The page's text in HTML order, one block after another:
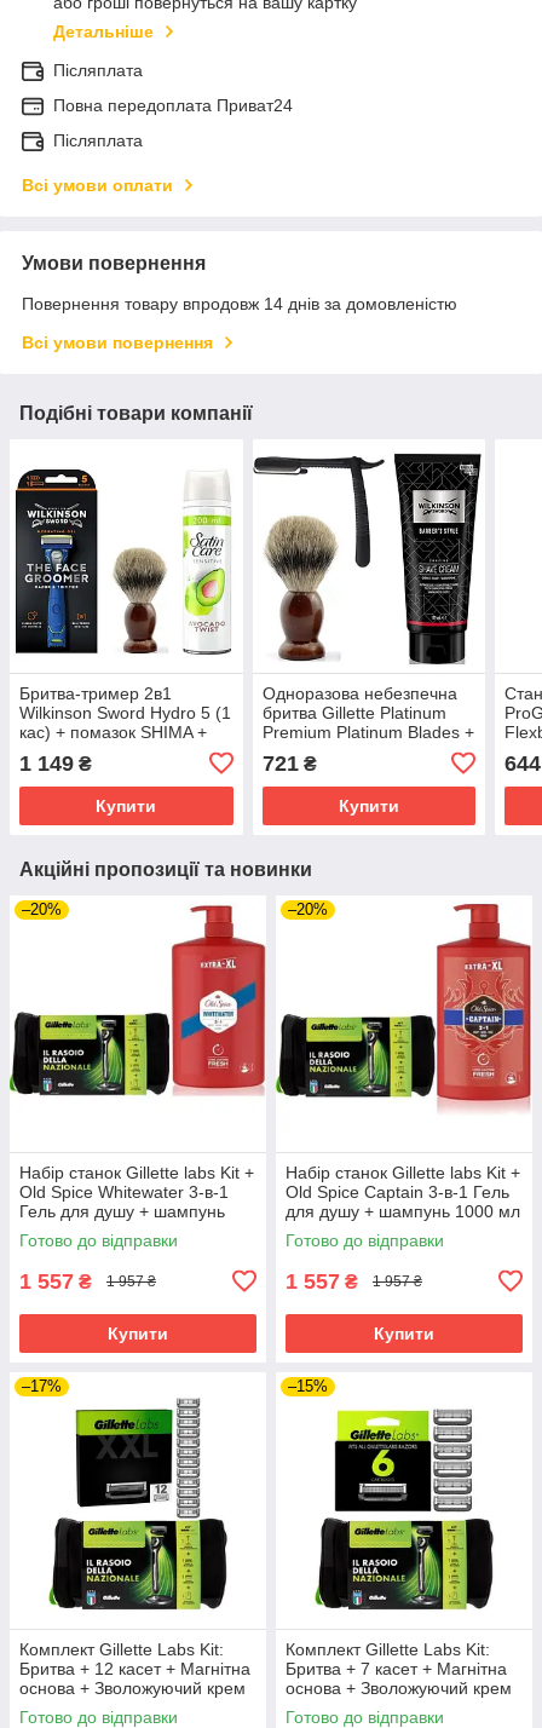
Детальніше
Післяплата
Повна передоплата Приват24
Післяплата
Всі умови оплати
Умови повернення
Повернення товару впродовж 14 днів за домовленістю
Всі умови повернення
Подібні товари компанії
Бритва-тример 2в1
Wilkinson Sword Hydro 5 (1
кас) + помазок SHIMA +
Satin Care Gel Avocado
1 149 ₴
Купити
Одноразова небезпечна
бритва Gillette Platinum
Premium Platinum Blades +
помазок SHIMA борсук +
крем для гоління Wilkinson
Sword
721₴
Купити
для
644
Акційні пропозиції та новинки
–20%
Набір станок Gillette labs Kit +
Old Spice Whitewater 3-в-1
Гель для душу + шампунь
1000 мл в Подарунок
Готово до відправки
1 557 ₴ 1 957 ₴
Купити
–20%
Набір станок Gillette labs Kit +
Old Spice Captain 3-в-1 Гель
для душу + шампунь 1000 мл
в Подарунок
Готово до відправки
1 557 ₴ 1 957 ₴
Купити
–17%
Комплект Gillette Labs Kit:
Бритва + 12 касет + Магнітна
основа + Зволожуючий крем
100 мл + Сумка
Готово до відправки
–15%
Комплект Gillette Labs Kit:
Бритва + 7 касет + Магнітна
основа + Зволожуючий крем
100 мл + Сумка
Готово до відправки